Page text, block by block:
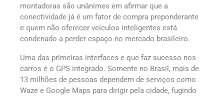
montadoras são unânimes em afirmar que a
conectividade já é um fator de compra preponderante
e quem não oferecer veículos inteligentes está
condenado a perder espaço no mercado brasileiro.
Uma das primeiras interfaces e que faz sucesso nos
carros é o GPS integrado. Somente no Brasil, mais de
13 milhões de pessoas dependem de serviços como
Waze e Google Maps para dirigir pela cidade, fugindo